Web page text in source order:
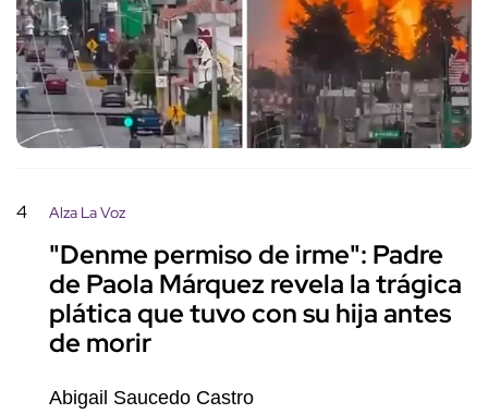
4 Alza La Voz
"Denme permiso de irme": Padre
de Paola Márquez revela la trágica
plática que tuvo con su hija antes
de morir
Abigail Saucedo Castro